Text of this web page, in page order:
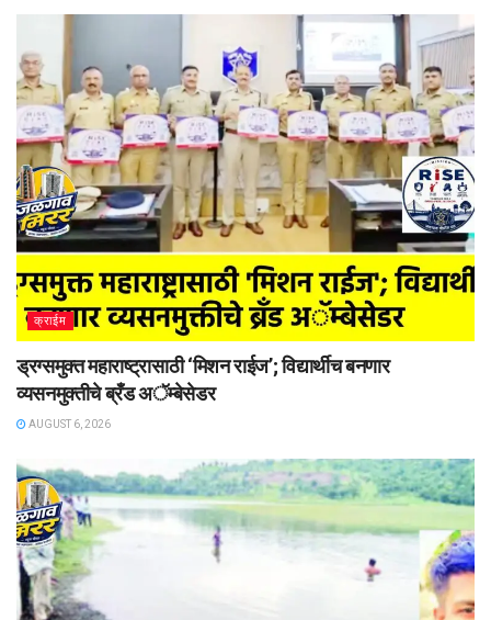
क्राईम
ड्रग्समुक्त महाराष्ट्रासाठी ‘मिशन राईज’; विद्यार्थीच बनणार
व्यसनमुक्तीचे ब्रँड अॅम्बेसेडर
AUGUST 6, 2026